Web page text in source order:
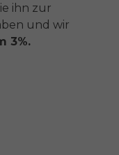
ihn zur
und wir
3%.